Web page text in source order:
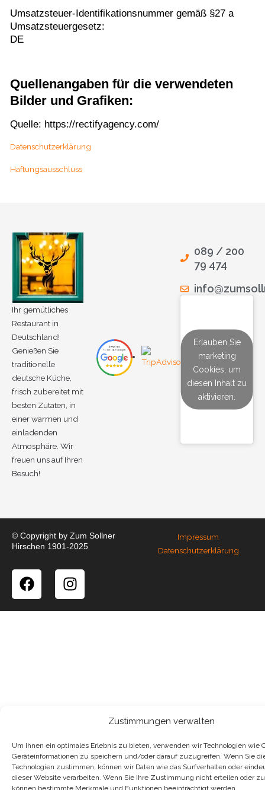
Zustimmungen verwalten
Um Ihnen ein optimales Erlebnis zu bieten, verwenden wir Technologien wie
Geräteinformationen zu speichern und/oder darauf zuzugreifen. Wenn Sie
Technologien zustimmen, können wir Daten wie das Surfverhalten oder
dieser Website verarbeiten. Wenn Sie Ihre Zustimmung nicht erteilen oder
können bestimmte Merkmale und Funktionen beeinträchtigt werden.
Umsatzsteuer-Identifikationsnummer gemäß §27 a
Umsatzsteuergesetz:
DE
Quellenangaben für die verwendeten
Bilder und Grafiken:
Quelle: https://rectifyagency.com/
Datenschutzerklärung
Haftungsausschluss
Ihr gemütliches
Restaurant in
Deutschland!
Genießen Sie
traditionelle
deutsche Küche,
frisch zubereitet mit
besten Zutaten, in
einer warmen und
einladenden
Atmosphäre. Wir
freuen uns auf Ihren
Besuch!
Erlauben Sie
marketing
Cookies, um
diesen Inhalt zu
aktivieren.
089 / 200
79 474
© Copyright by Zum Sollner
Hirschen 1901-2025
Impressum
Datenschutzerklärung
F
a
I
n